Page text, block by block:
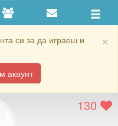
×
си за да играеш и
акаунт
130